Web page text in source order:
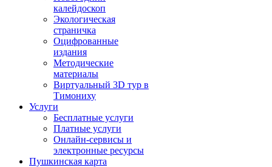
калейдоскоп
Экологическая
страничка
Оцифрованные
издания
Методические
материалы
Виртуальный 3D тур в
Тимониху
Услуги
Бесплатные услуги
Платные услуги
Онлайн-сервисы и
электронные ресурсы
Пушкинская карта